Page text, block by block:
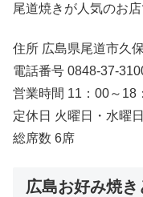
尾道焼きが人気のお店
住所 広島県尾道市久
電話番号 0848-37-
営業時間 11：00～18
定休日 火曜日・水曜
総席数 6席
広島お好み焼